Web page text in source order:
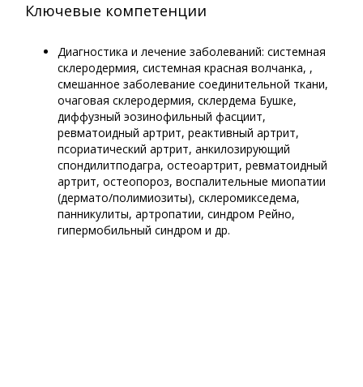
Ключевые компетенции
Диагностика и лечение заболеваний: системная
склеродермия, системная красная волчанка, ,
смешанное заболевание соединительной ткани,
очаговая склеродермия, склердема Бушке,
диффузный эозинофильный фасциит,
ревматоидный артрит, реактивный артрит,
псориатический артрит, анкилозирующий
спондилитподагра, остеоартрит, ревматоидный
артрит, остеопороз, воспалительные миопатии
(дермато/полимиозиты), склеромикседема,
панникулиты, артропатии, синдром Рейно,
гипермобильный синдром и др.